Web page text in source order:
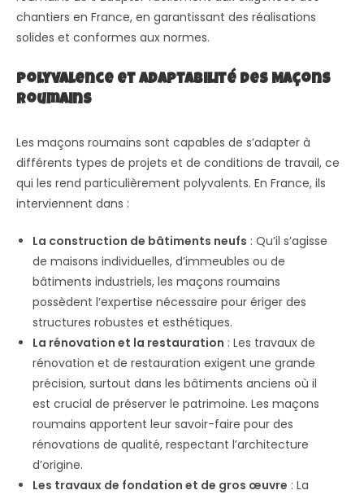
chantiers en France, en garantissant des réalisations
solides et conformes aux normes.
Polyvalence et Adaptabilité des Maçons
Roumains
Les maçons roumains sont capables de s’adapter à
différents types de projets et de conditions de travail, ce
qui les rend particulièrement polyvalents. En France, ils
interviennent dans :
La construction de bâtiments neufs : Qu’il s’agisse
de maisons individuelles, d’immeubles ou de
bâtiments industriels, les maçons roumains
possèdent l’expertise nécessaire pour ériger des
structures robustes et esthétiques.
La rénovation et la restauration : Les travaux de
rénovation et de restauration exigent une grande
précision, surtout dans les bâtiments anciens où il
est crucial de préserver le patrimoine. Les maçons
roumains apportent leur savoir-faire pour des
rénovations de qualité, respectant l’architecture
d’origine.
Les travaux de fondation et de gros œuvre : La